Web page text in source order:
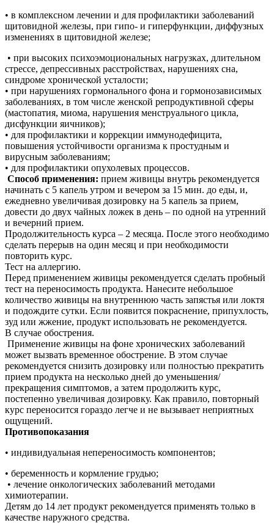
• в комплексном лечении и для профилактики заболеваний
щитовидной железы, при гипо- и гиперфункции, диффузных
изменениях в щитовидной железе;
• при высоких психоэмоциональных нагрузках, длительном
стрессе, депрессивных расстройствах, нарушениях сна,
синдроме хронической усталости;
• при нарушениях гормонального фона и гормонозависимых
заболеваниях, в том числе женской репродуктивной сферы
(мастопатия, миома, нарушения менструального цикла,
дисфункции яичников);
• для профилактики и коррекции иммунодефицита,
повышения устойчивости организма к простудным и
вирусным заболеваниям;
• для профилактики опухолевых процессов.
Способ применения: прием живицы внутрь рекомендуется
начинать с 5 капель утром и вечером за 15 мин. до еды, и,
ежедневно увеличивая дозировку на 5 капель за прием,
довести до двух чайных ложек в день – по одной на утренний
и вечерний прием.
Продолжительность курса – 2 месяца. После этого необходимо
сделать перерыв на один месяц и при необходимости
повторить курс.
Тест на аллергию.
Перед применением живицы рекомендуется сделать пробный
тест на переносимость продукта. Нанесите небольшое
количество живицы на внутреннюю часть запястья или локтя
и подождите сутки. Если появится покраснение, припухлость,
зуд или жжение, продукт использовать не рекомендуется.
В случае обострения.
Применение живицы на фоне хронических заболеваний
может вызвать временное обострение. В этом случае
рекомендуется снизить дозировку или полностью прекратить
прием продукта на несколько дней до уменьшения/
прекращения симптомов, а затем продолжить курс,
постепенно увеличивая дозировку. Как правило, повторный
курс переносится гораздо легче и не вызывает неприятных
ощущений.
Противопоказания
• индивидуальная непереносимость компонентов;
• беременность и кормление грудью;
• лечение онкологических заболеваний методами
химиотерапии.
Детям до 14 лет продукт рекомендуется применять только в
качестве наружного средства.